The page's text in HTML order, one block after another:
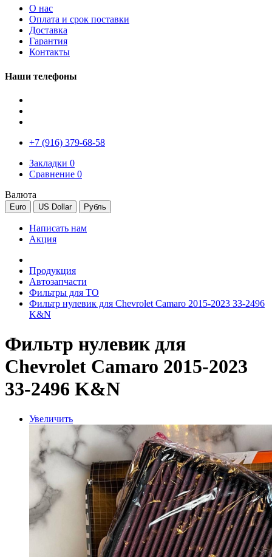
О нас
Оплата и срок поставки
Доставка
Гарантия
Контакты
Наши телефоны
+7 (916) 379-68-58
Закладки 0
Сравнение 0
Валюта
Euro US Dollar Рубль
Написать нам
Акция
Продукция
Автозапчасти
Фильтры для ТО
Фильтр нулевик для Chevrolet Camaro 2015-2023 33-2496
K&N
Фильтр нулевик для
Chevrolet Camaro 2015-2023
33-2496 K&N
Увеличить